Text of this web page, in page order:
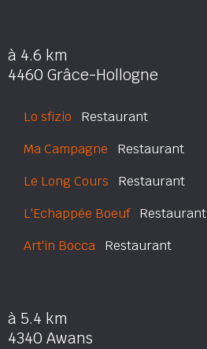
à 4.6 km
4460 Grâce-Hollogne
Lo sfizio Restaurant
Ma Campagne Restaurant
Le Long Cours Restaurant
L'Echappée BoeufRestaurant
Art'in Bocca Restaurant
à 5.4 km
4340 Awans